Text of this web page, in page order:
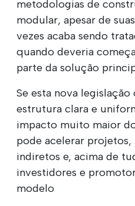
metodologias de
modular, apesar de
vezes acaba sendo
quando deveria
parte da solução
Se esta nova
estrutura clara e
impacto muito maior
pode acelerar
indiretos e, acima de
investidores e
modelo